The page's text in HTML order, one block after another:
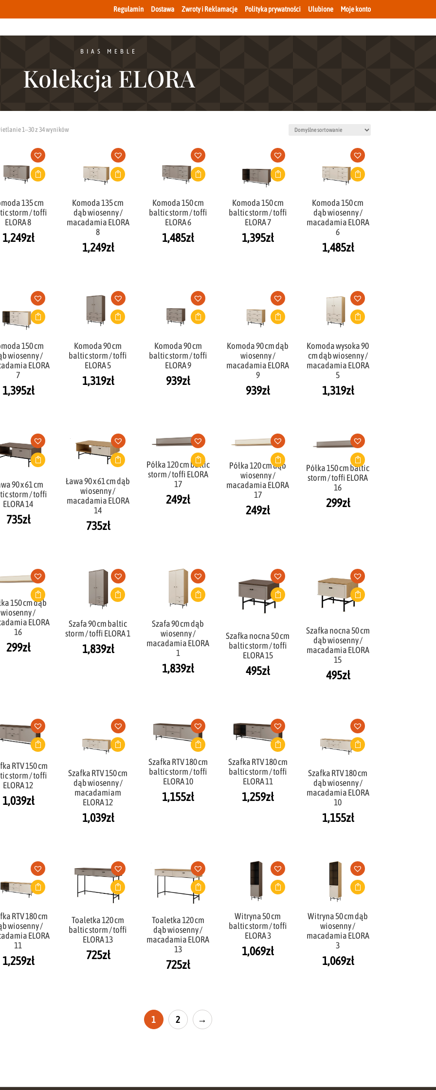
Regulamin Dostawa Zwroty i Reklamacje Polityka prywatności Ulubione Moje konto
BIAS MEBLE
Kolekcja ELORA
1–30 z 34 wyników
135 cm
storm / toffi
ELORA 8
1,249zł
Komoda 135 cm
dąb wiosenny /
macadamia ELORA
8
1,249zł
Komoda 150 cm
baltic storm / toffi
ELORA 6
1,485zł
Komoda 150 cm
baltic storm / toffi
ELORA 7
1,395zł
Komoda 150 cm
dąb wiosenny /
macadamia ELORA
6
1,485zł
150 cm
wiosenny /
ELORA
7
1,395zł
Komoda 90 cm
baltic storm / toffi
ELORA 5
1,319zł
Komoda 90 cm
baltic storm / toffi
ELORA 9
939zł
Komoda 90 cm dąb
wiosenny /
macadamia ELORA
9
939zł
Komoda wysoka 90
cm dąb wiosenny /
macadamia ELORA
5
1,319zł
90 x 61 cm
storm / toffi
ELORA 14
735zł
Ława 90 x 61 cm dąb
wiosenny /
macadamia ELORA
14
735zł
Półka 120 cm baltic
storm / toffi ELORA
17
249zł
Półka 120 cm dąb
wiosenny /
macadamia ELORA
17
249zł
Półka 150 cm baltic
storm / toffi ELORA
16
299zł
150 cm dąb
wiosenny /
ELORA
16
299zł
Szafa 90 cm baltic
storm / toffi ELORA 1
1,839zł
Szafa 90 cm dąb
wiosenny /
macadamia ELORA
1
1,839zł
Szafka nocna 50 cm
baltic storm / toffi
ELORA 15
495zł
Szafka nocna 50 cm
dąb wiosenny /
macadamia ELORA
15
495zł
RTV 150 cm
storm / toffi
ELORA 12
1,039zł
Szafka RTV 150 cm
dąb wiosenny /
macadamiam
ELORA 12
1,039zł
Szafka RTV 180 cm
baltic storm / toffi
ELORA 10
1,155zł
Szafka RTV 180 cm
baltic storm / toffi
ELORA 11
1,259zł
Szafka RTV 180 cm
dąb wiosenny /
macadamia ELORA
10
1,155zł
RTV 180 cm
wiosenny /
ELORA
11
1,259zł
Toaletka 120 cm
baltic storm / toffi
ELORA 13
725zł
Toaletka 120 cm
dąb wiosenny /
macadamia ELORA
13
725zł
Witryna 50 cm
baltic storm / toffi
ELORA 3
1,069zł
Witryna 50 cm dąb
wiosenny /
macadamia ELORA
3
1,069zł
1 2 →